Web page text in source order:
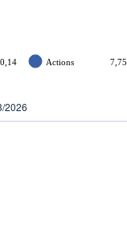
Actions 7,75
2026